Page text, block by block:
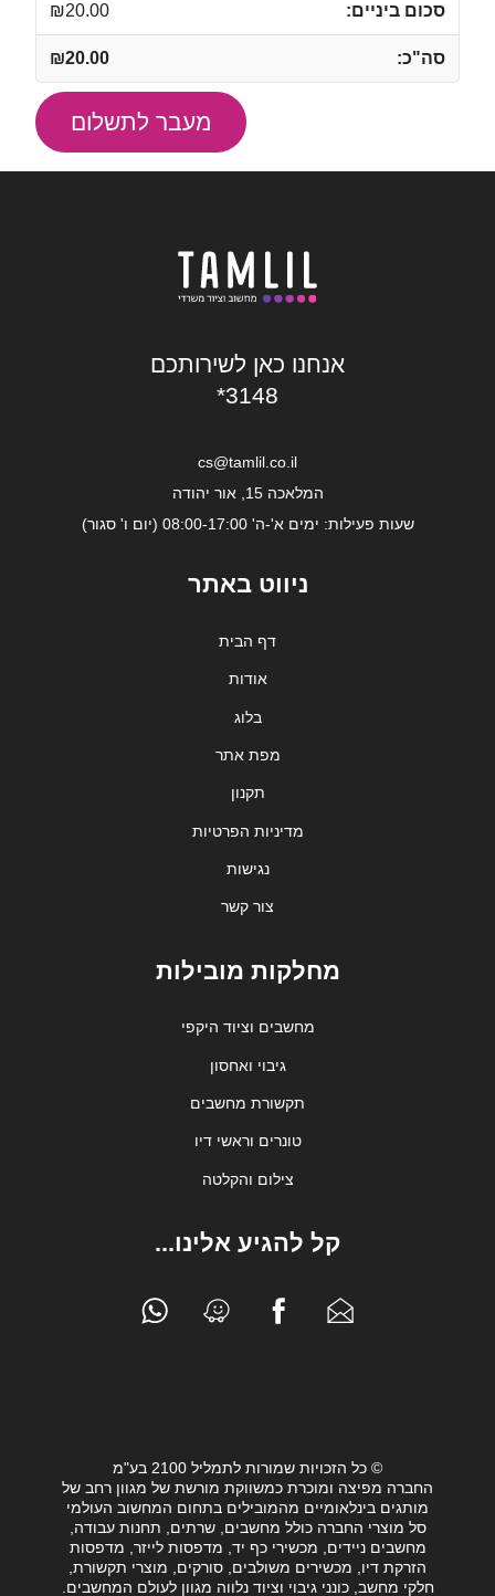
₪20.00
₪20.00
מעבר לתשלום
אנחנו כאן לשירותכם
*3148
cs@tamlil.co.il
המלאכה 15, אור יהודה
שעות פעילות: ימים א'-ה' 08:00-17:00 (יום ו' סגור)
ניווט באתר
דף הבית
אודות
בלוג
מפת אתר
תקנון
מדיניות הפרטיות
נגישות
צור קשר
מחלקות מובילות
מחשבים וציוד היקפי
גיבוי ואחסון
תקשורת מחשבים
טונרים וראשי דיו
צילום והקלטה
קל להגיע אלינו...
© כל הזכויות שמורות לתמליל 2100 בע"מ
החברה מפיצה ומוכרת כמשווקת מורשת של מגוון רחב של
מותגים בינלאומיים מהמובילים בתחום המחשוב העולמי
סל מוצרי החברה כולל מחשבים, שרתים, תחנות עבודה,
מחשבים ניידים, מכשירי כף יד, מדפסות לייזר, מדפסות
הזרקת דיו, מכשירים משולבים, סורקים, מוצרי תקשורת,
חלקי מחשב, כונני גיבוי וציוד נלווה מגוון לעולם המחשבים.